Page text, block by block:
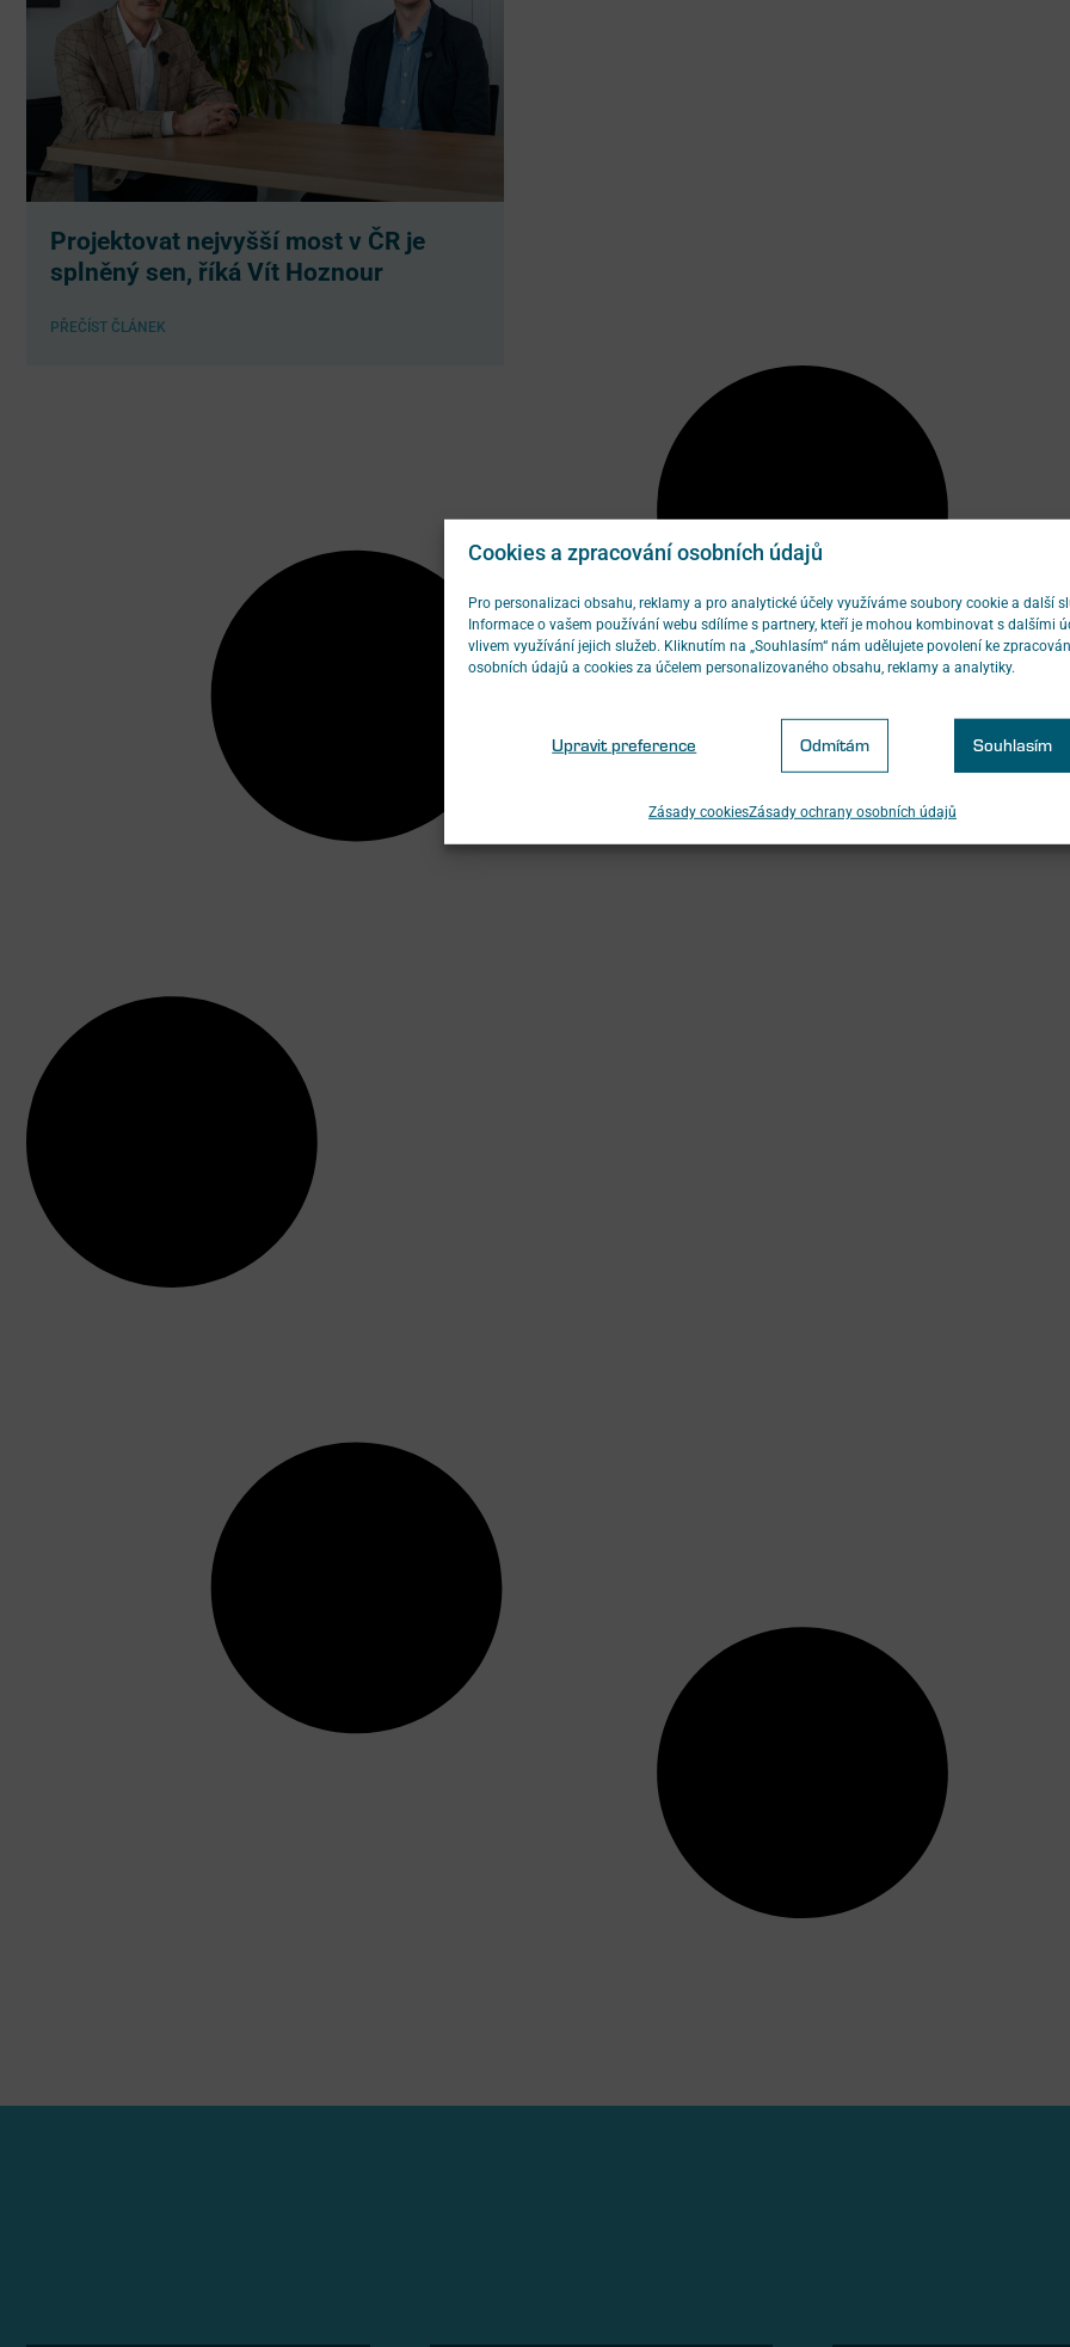
Cookies a zpracování osobních údajů
Pro personalizaci obsahu, reklamy a pro analytické účely využíváme soubory cookie a další
Informace o vašem používání webu sdílíme s partnery, kteří je mohou kombinovat s dalšími
vlivem využívání jejich služeb. Kliknutím na „Souhlasím“ nám udělujete povolení ke
osobních údajů a cookies za účelem personalizovaného obsahu, reklamy a analytiky.
Souhlasím
Odmítám
Upravit preference
Zásady cookiesZásady ochrany osobních údajů
Projektovat nejvyšší most v ČR je
splněný sen, říká Vít Hoznour
PŘEČÍST ČLÁNEK